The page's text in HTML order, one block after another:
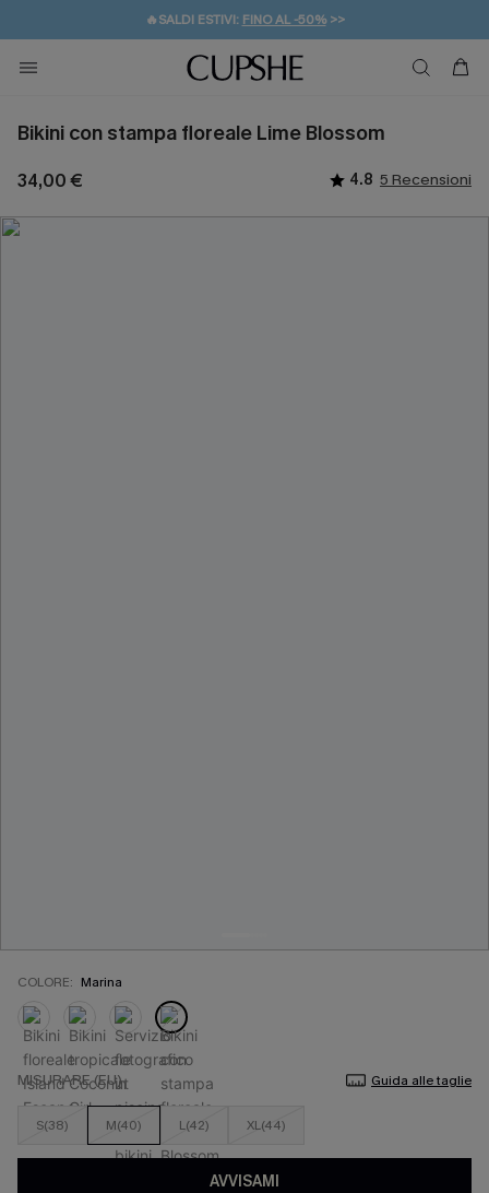
🔥SALDI ESTIVI: FINO AL -50%>>
🚚SPEDIZIONE GRATUITA DA 49€
💌REGALO PER I NUOVI: 20% DI SCONTO*
Bikini con stampa floreale Lime Blossom
34,00 € 4.8 5 Recensioni
COLORE: Marina
MISURARE (EU) Guida alle taglie
S(38) M(40) L(42) XL(44)
AVVISAMI